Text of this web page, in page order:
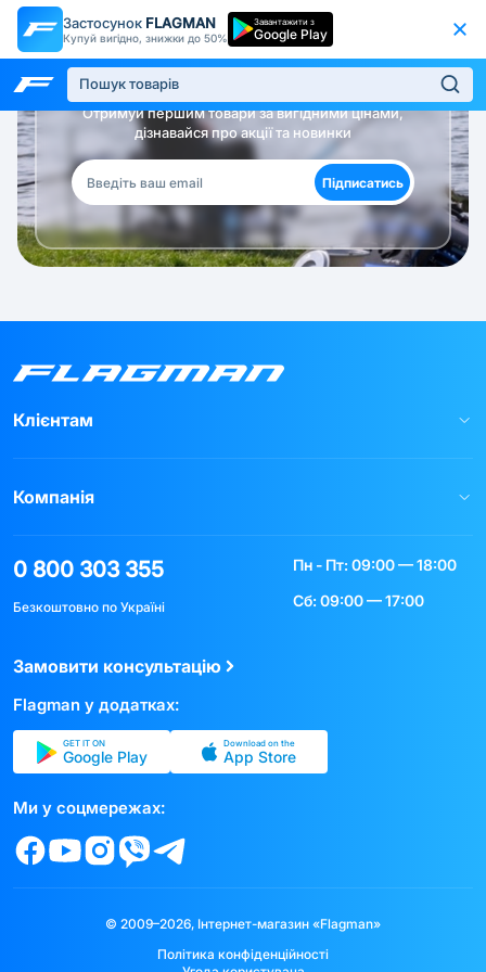
Застосунок FLAGMAN
Купуй вигідно, знижки до 50%
Завантажити з
Google Play
Будь в курсі!
Отримуй першим товари за вигідними цінами,
дізнавайся про акції та новинки
Підписатись
Клієнтам
Компанія
0 800 303 355
Безкоштовно по Україні
Пн - Пт: 09:00 — 18:00
Сб: 09:00 — 17:00
Замовити консультацію
Flagman у додатках:
GET IT ON
Google Play
Download on the
App Store
Ми у соцмережах:
© 2009–2026, Інтернет-магазин «Flagman»
Політика конфіденційності